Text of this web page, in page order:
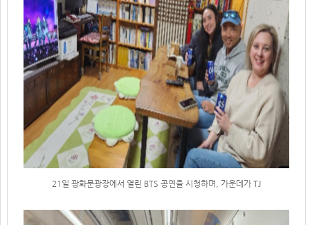
21일 광화문광장에서 열린 BTS 공연을 시청하며, 가운데가 TJ